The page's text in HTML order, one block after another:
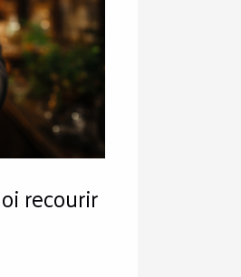
recourir